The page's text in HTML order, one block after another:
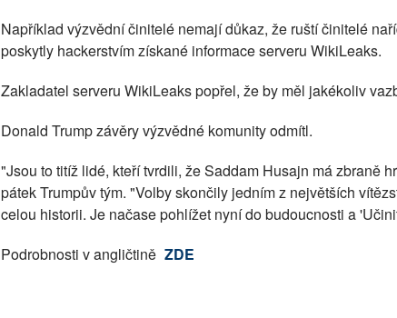
Například výzvědní činitelé nemají důkaz, že ruští činitelé
poskytly hackerstvím získané informace serveru WikiLeaks.
Zakladatel serveru WikiLeaks popřel, že by měl jakékoliv
Donald Trump závěry výzvědné komunity odmítl.
"Jsou to titíž lidé, kteří tvrdili, že Saddam Husajn má zbraně
pátek Trumpův tým. "Volby skončily jedním z největších
celou historii. Je načase pohlížet nyní do budoucnosti a
Podrobnosti v angličtině ZDE